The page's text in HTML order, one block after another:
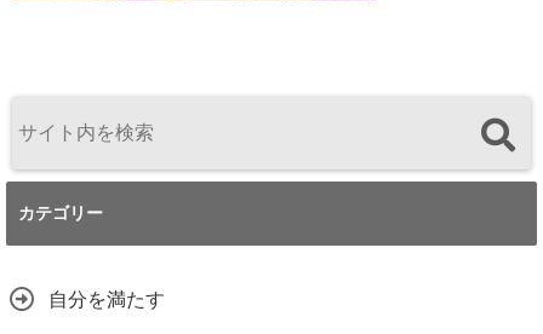
カテゴリー
自分を満たす